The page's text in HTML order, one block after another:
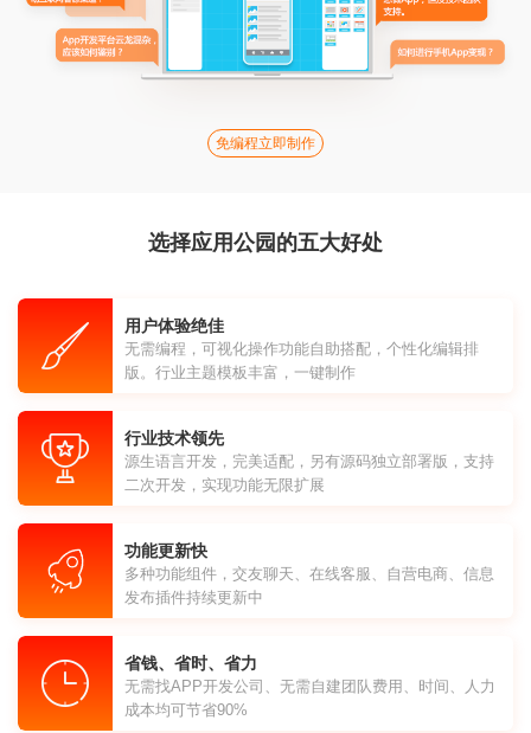
免编程立即制作
选择应用公园的五大好处
用户体验绝佳
无需编程，可视化操作功能自助搭配，个性化编辑排
版。行业主题模板丰富，一键制作
行业技术领先
源生语言开发，完美适配，另有源码独立部署版，支持
二次开发，实现功能无限扩展
功能更新快
多种功能组件，交友聊天、在线客服、自营电商、信息
发布插件持续更新中
省钱、省时、省力
无需找APP开发公司、无需自建团队费用、时间、人力
成本均可节省90%